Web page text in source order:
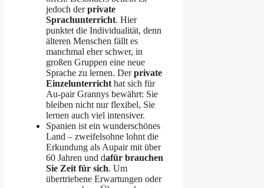
jedoch derprivate
Sprachunterricht. Hier
punktet die Individualität, denn
älteren Menschen fällt es
manchmal eher schwer, in
großen Gruppen eine neue
Sprache zu lernen. Derprivate
Einzelunterricht hat sich für
Au-pair Grannys bewährt: Sie
bleiben nicht nur flexibel, Sie
lernen auch viel intensiver.
Spanien ist ein wunderschönes
Land – zweifelsohne lohnt die
Erkundung als Aupair mit über
60 Jahren und dafür brauchen
Sie Zeit für sich. Um
übertriebene Erwartungen oder